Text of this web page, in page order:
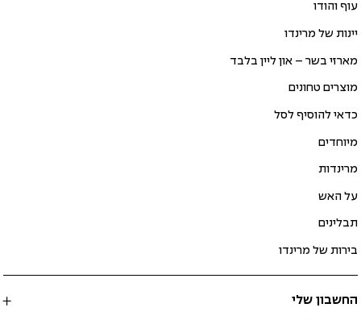
עוף והודו
יינות של מרינדו
מארזי בשר – און ליין בלבד
מוצרים טחונים
כדאי להוסיף לסל
מיוחדים
מרינדות
על האש
תבלינים
בירות של מרינדו
החשבון שלי